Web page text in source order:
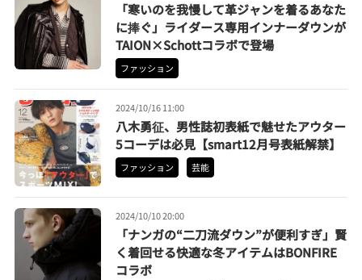
「寒いのを我慢して革ジャンを着るあなた
に捧ぐ」ライダース専用インナーダウンが
TAION×Schottコラボで登場
ファッション
2024/10/16 11:00
八木勇征、男性誌初表紙で魅せたアウター
5コーデは必見【smart12月号表紙解禁】
ファッション 芸能
2024/10/10 20:00
「ナンガの“二刀流ダウン”が便利すぎ」賢
く着回せる快適な冬アイテムはBONFIRE
コラボ